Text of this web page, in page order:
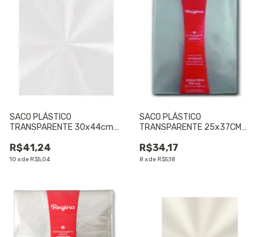
SACO PLÁSTICO
TRANSPARENTE 30x44cm
UNIDADE
R$41,24
10 xde R$5,04
SACO PLÁSTICO
TRANSPARENTE 25x37CM
UNIDADE
R$34,17
8 xde R$5,18